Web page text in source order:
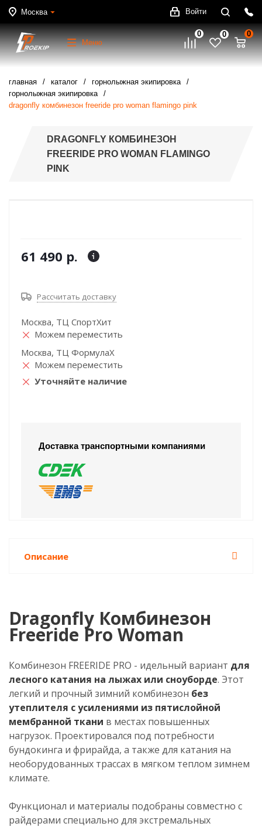
Москва Войти
Меню
0 0 0
главная каталог
горнолыжная экипировка
горнолыжная экипировка
dragonfly комбинезон freeride pro woman flamingo pink
DRAGONFLY КОМБИНЕЗОН
FREERIDE PRO WOMAN FLAMINGO
PINK
61 490 р.
Рассчитать доставку
Москва, ТЦ СпортХит
Можем переместить
Москва, ТЦ ФормулаХ
Можем переместить
Уточняйте наличие
Доставка транспортными компаниями
Описание
Dragonfly Комбинезон
Freeride Pro Woman
Комбинезон FREERIDE PRO - идельный вариант для
лесного катания на лыжах или сноуборде. Этот
легкий и прочный зимний комбинезон без
утеплителя с усилениями из пятислойной
мембранной ткани в местах повышенных
нагрузок. Проектировался под потребности
бундокинга и фрирайда, а также для катания на
необорудованных трассах в мягком теплом зимнем
климате.
Функционал и материалы подобраны совместно с
райдерами специально для экстремальных